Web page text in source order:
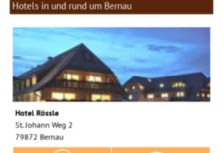
Hotels in und rund um Bernau
Hotel Rössle
St. Johann Weg 2
79872 Bernau